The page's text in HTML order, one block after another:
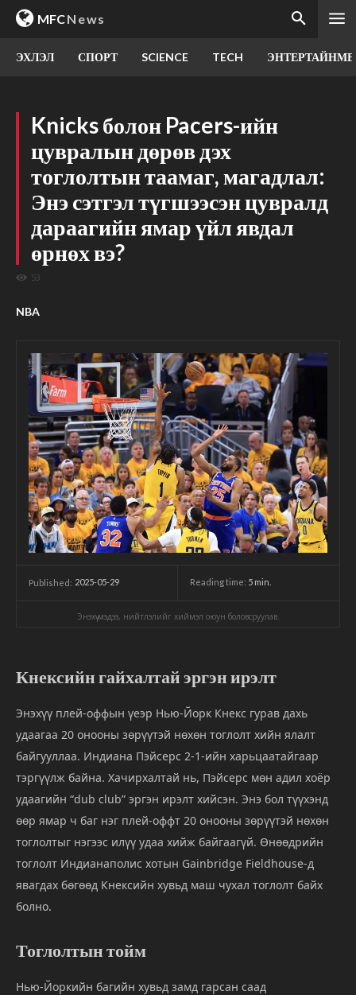
MFCNews
ЭХЛЭЛ СПОРТ SCIENCE TECH
Knicks болон Pacers-ийн
цувралын дөрөв дэх
тоглолтын таамаг, магадлал:
Энэ сэтгэл түгшээсэн цувралд
дараагийн ямар үйл явдал
өрнөх вэ?
53
NBA
Published: 2025-05-29 Reading time: 5 min.
Энэхүү мэдээ, нийтлэлийг хиймэл оюун боловсруулав.
Кнексийн гайхалтай эргэн ирэлт
Энэхүү плей-оффын үеэр Нью-Йорк Кнекс гурав дахь
удаагаа 20 онооны зөрүүтэй нөхөн тоглолт хийн ялалт
байгууллаа. Индиана Пэйсерс 2-1-ийн харьцаатайгаар
тэргүүлж байна. Хачирхалтай нь, Пэйсерс мөн адил хоёр
удаагийн “dub club” эргэн ирэлт хийсэн. Энэ бол түүхэнд
өөр ямар ч баг нэг плей-оффт 20 онооны зөрүүтэй нөхөн
тоглолтыг нэгээс илүү удаа хийж байгаагүй. Өнөөдрийн
тоглолт Индианаполис хотын Gainbridge Fieldhouse-д
явагдах бөгөөд Кнексийн хувьд маш чухал тоглолт байх
болно.
Тоглолтын тойм
Нью-Йоркийн багийн хувьд замд гарсан саад